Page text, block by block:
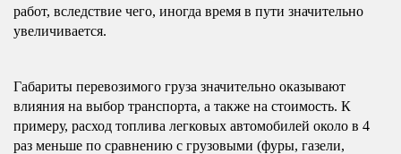
работ, вследствие чего, иногда время в пути значительно
увеличивается.
Габариты перевозимого груза значительно оказывают
влияния на выбор транспорта, а также на стоимость. К
примеру, расход топлива легковых автомобилей около в 4
раз меньше по сравнению с грузовыми (фуры, газели,